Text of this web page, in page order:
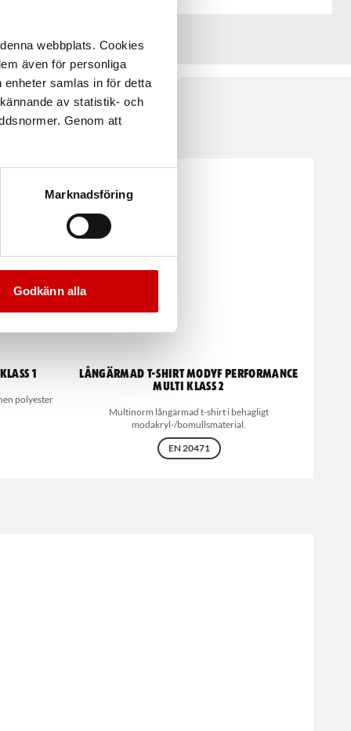
webbplats. Cookies
även för personliga
samlas in för detta
av statistik- och
Genom att
Marknadsföring
Godkänn alla
1
polyester
Långärmad T-shirt MODYF Performance
Multi klass 2
Multinorm långärmad t-shirt i behagligt
modakryl-/bomullsmaterial.
EN 20471